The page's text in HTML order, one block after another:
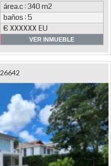
área.c : 340 m2
baños : 5
€ XXXXXX EU
VER INMUEBLE
26642